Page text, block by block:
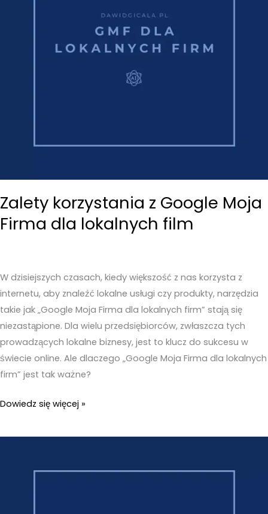
Zalety korzystania z Google Moja
Firma dla lokalnych film
W dzisiejszych czasach, kiedy większość z nas korzysta z
internetu, aby znaleźć lokalne usługi czy produkty, narzędzia
takie jak „Google Moja Firma dla lokalnych firm” stają się
niezastąpione. Dla wielu przedsiębiorców, zwłaszcza tych
prowadzących lokalne biznesy, jest to klucz do sukcesu w
świecie online. Ale dlaczego „Google Moja Firma dla lokalnych
firm” jest tak ważne?
Zalety
z
Dowiedz się więcej »